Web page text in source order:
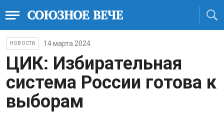
НОВОСТИ 14 марта 2024
ЦИК: Избирательная
система России готова к
выборам